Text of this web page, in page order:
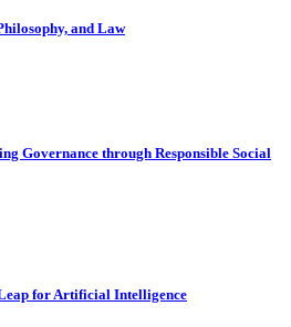
and Law
Governance through Responsible Social
for Artificial Intelligence